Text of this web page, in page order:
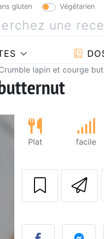
gluten Végétarien
lapin et courge
Plat facile